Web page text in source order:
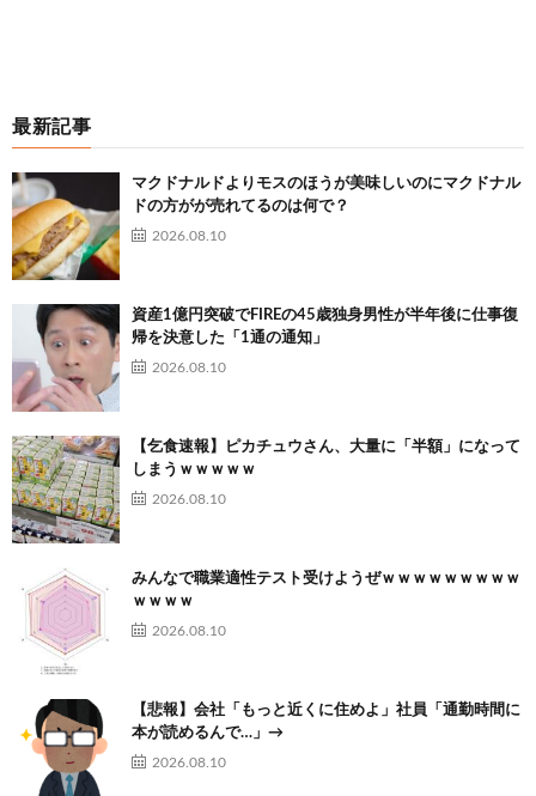
最新記事
マクドナルドよりモスのほうが美味しいのにマクドナル
ドの方がが売れてるのは何で？
2026.08.10
資産1億円突破でFIREの45歳独身男性が半年後に仕事復
帰を決意した「1通の通知」
2026.08.10
【乞食速報】ピカチュウさん、大量に「半額」になって
しまうｗｗｗｗｗ
2026.08.10
みんなで職業適性テスト受けようぜｗｗｗｗｗｗｗｗｗ
ｗｗｗｗ
2026.08.10
【悲報】会社「もっと近くに住めよ」社員「通勤時間に
本が読めるんで…」→
2026.08.10